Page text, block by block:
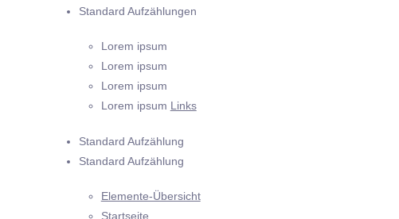
Standard Aufzählungen
Lorem ipsum
Lorem ipsum
Lorem ipsum
Lorem ipsum Links
Standard Aufzählung
Standard Aufzählung
Elemente-Übersicht
Startseite